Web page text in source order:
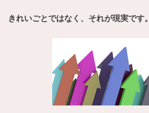
きれいごとではなく、それが現実です。